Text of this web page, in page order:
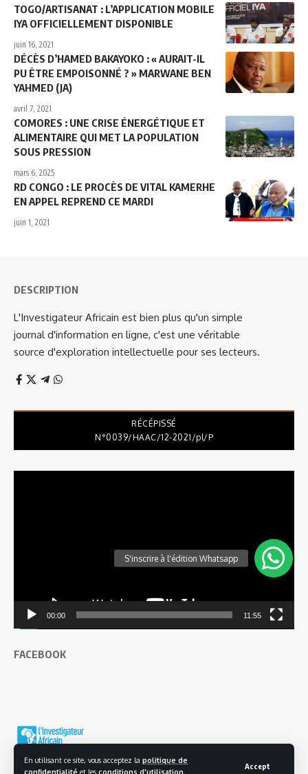
En utilisant ce site, vous acceptez la politique de
confidentialité et les conditions d'utilisation
Accept
TOGO/ARTISANAT : L’APPLICATION MOBILE
IYA OFFICIELLEMENT DISPONIBLE
juin 16, 2021
DÉCÈS D’HAMED BAKAYOKO : « AURAIT-IL
PU ÊTRE EMPOISONNÉ ? » MARWANE BEN
YAHMED (JA)
avril 7, 2021
COMORES : UNE CRISE ÉNERGÉTIQUE ET
ALIMENTAIRE QUI MET LA POPULATION
SOUS PRESSION
mars 6, 2025
RD CONGO : LE PROCÈS DE VITAL KAMERHE
EN APPEL REPREND CE MARDI
juin 1, 2021
DESCRIPTION
L'Investigateur Africain est bien plus qu'un simple
journal d'information en ligne, c'est une véritable
source d'exploration intellectuelle pour ses lecteurs.
RÉCÉPISSÉ
N°0039/HAAC/12-2021/pl/P
00:00 11:55
FACEBOOK